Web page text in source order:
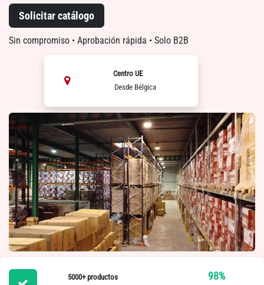
Solicitar catálogo
Sin compromiso • Aprobación rápida • Solo B2B
Centro UE
Desde Bélgica
5000+ productos 98%